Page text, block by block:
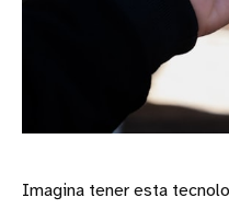
Imagina tener esta